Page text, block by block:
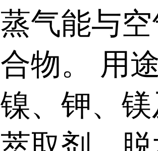
蒸气能与
合物。 用
镍、钾、镁